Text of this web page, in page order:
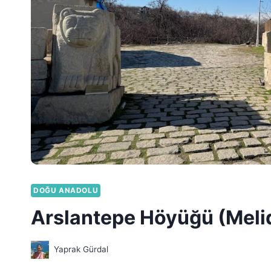
DOĞU ANADOLU
Arslantepe Höyüğü
Yaprak Gürdal